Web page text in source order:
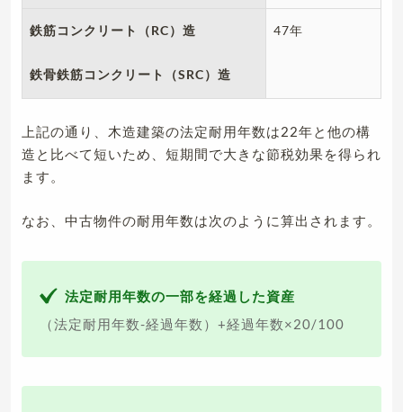
鉄筋コンクリート（RC）造
鉄骨鉄筋コンクリート（SRC）造
47年
上記の通り、木造建築の法定耐用年数は22年と他の構
造と比べて短いため、短期間で大きな節税効果を得られ
ます。
なお、中古物件の耐用年数は次のように算出されます。
法定耐用年数の一部を経過した資産
（法定耐用年数-経過年数）+経過年数×20/100